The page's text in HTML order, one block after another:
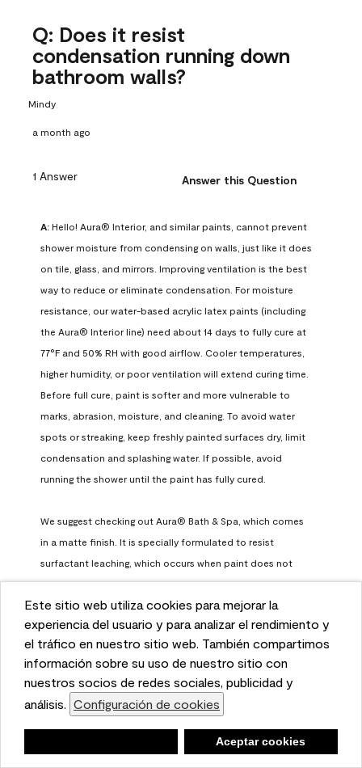
This website uses cookies to enhance user experience
and to analyze performance and traffic on our website.
We also share information about your use of our site
with our social media, advertising, and analytics
partners. Cookie Settings
Accept Cookies
Este sitio web utiliza cookies para mejorar la
experiencia del usuario y para analizar el rendimiento y
el tráfico en nuestro sitio web. También compartimos
información sobre su uso de nuestro sitio con
nuestros socios de redes sociales, publicidad y
análisis. Configuración de cookies
Aceptar cookies
Q: Does it resist
condensation running down
bathroom walls?
Mindy
a month ago
1 Answer Answer this Question
A: Hello! Aura® Interior, and similar paints, cannot prevent
shower moisture from condensing on walls, just like it does
on tile, glass, and mirrors. Improving ventilation is the best
way to reduce or eliminate condensation. For moisture
resistance, our water-based acrylic latex paints (including
the Aura® Interior line) need about 14 days to fully cure at
77°F and 50% RH with good airflow. Cooler temperatures,
higher humidity, or poor ventilation will extend curing time.
Before full cure, paint is softer and more vulnerable to
marks, abrasion, moisture, and cleaning. To avoid water
spots or streaking, keep freshly painted surfaces dry, limit
condensation and splashing water. If possible, avoid
running the shower until the paint has fully cured.
We suggest checking out Aura® Bath & Spa, which comes
in a matte finish. It is specially formulated to resist
surfactant leaching, which occurs when paint does not
have enough time to fully cure before being exposed to
high humidity. To learn more, feel free to check it out here:
https://www.benjaminmoore.com/en-us/interior-exterior-
paints-stains/product-catalog/abs/aura-bath-and-spa-
paint
Benjamin Moore Support
a month ago